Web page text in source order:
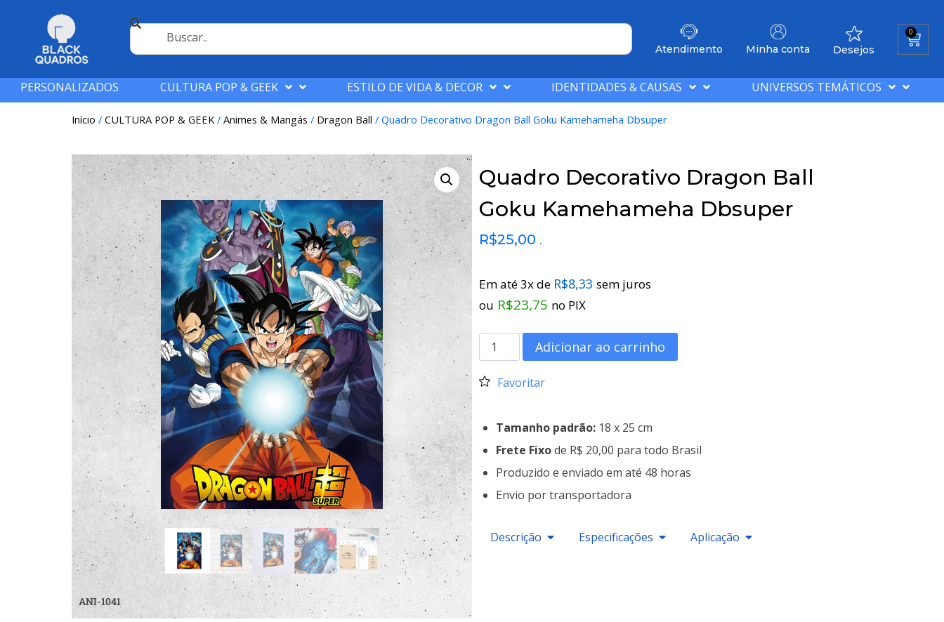
Atendimento Minha conta Desejos
0
PERSONALIZADOS CULTURA POP & GEEK ESTILO DE VIDA & DECOR IDENTIDADES & CAUSAS UNIVERSOS TEMÁTICOS
Início / CULTURA POP & GEEK/ Animes & Mangás / Dragon Ball / Quadro Decorativo Dragon Ball Goku Kamehameha Dbsuper
ANI-1041
Quadro Decorativo Dragon Ball
Goku Kamehameha Dbsuper
R$25,00 .
Em até 3x de R$8,33 sem juros
ou R$23,75 no PIX
Adicionar ao carrinho
Favoritar
Tamanho padrão: 18 x 25 cm
Frete Fixode R$ 20,00 para todo Brasil
Produzido e enviado em até 48 horas
Envio por transportadora
Descrição Especificações Aplicação